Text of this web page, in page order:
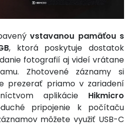
vstavanou pamäťou s
, ktorá poskytuje dostatok
fotografií aj videí vrátane
Zhotovené záznamy si
prezerať priamo v zariadení
aplikácie Hikmicro
pripojenie k počítaču
môžete využiť USB-C